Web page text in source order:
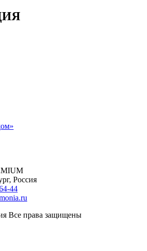
Россия
44
Все права защищены